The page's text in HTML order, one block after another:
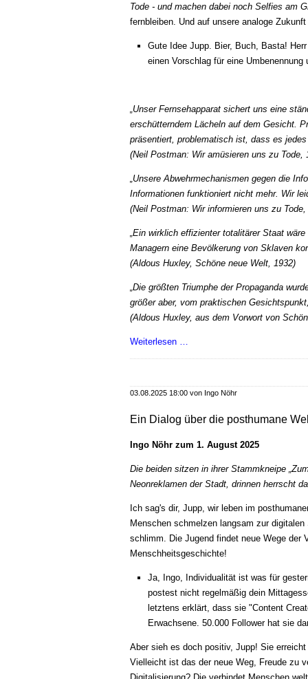
Tode - und machen dabei noch Selfies am
fernbleiben. Und auf unsere analoge
Gute Idee Jupp. Bier, Buch, Basta!
einen Vorschlag für eine Umbenennung
„Unser Fernsehapparat sichert uns eine
erschütterndem Lächeln auf dem Gesicht.
präsentiert, problematisch ist, dass es
(Neil Postman: Wir amüsieren uns zu Tode,
„Unsere Abwehrmechanismen gegen die
Informationen funktioniert nicht mehr. Wir
(Neil Postman: Wir informieren uns zu Tode,
„Ein wirklich effizienter totalitärer Staat
Managern eine Bevölkerung von Sklaven
(Aldous Huxley, Schöne neue Welt, 1932)
„Die größten Triumphe der Propaganda
größer aber, vom praktischen
(Aldous Huxley, aus dem Vorwort von
Weiterlesen …
Handys,
Media,
und
Zeug
03.08.2025 18:00 von Ingo Nöhr
Ein Dialog über die posthumane
Ingo Nöhr zum 1. August 2025
Die beiden sitzen in ihrer Stammkneipe
Neonreklamen der Stadt, drinnen herrscht
Ich sag's dir, Jupp, wir leben im
Menschen schmelzen langsam zur
schlimm. Die Jugend findet neue Wege der
Menschheitsgeschichte!
Ja, Ingo, Individualität ist was für
postest nicht regelmäßig dein
letztens erklärt, dass sie "Content
Erwachsene. 50.000 Follower hat sie
Aber sieh es doch positiv, Jupp! Sie
Vielleicht ist das der neue Weg, Freude zu